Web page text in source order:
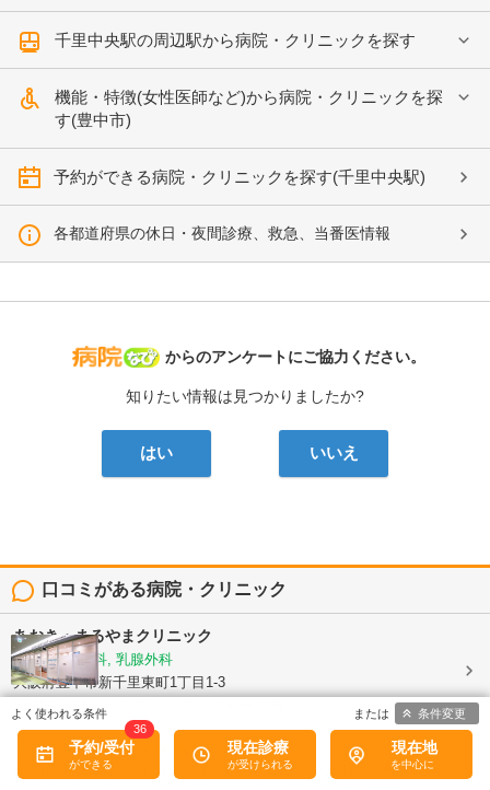
千里中央駅の周辺駅から病院・クリニックを探す
機能・特徴(女性医師など)から病院・クリニックを探
す(豊中市)
予約ができる病院・クリニックを探す(千里中央駅)
各都道府県の休日・夜間診療、救急、当番医情報
病院なび
からのアンケートにご協力ください。
知りたい情報は見つかりましたか?
はい いいえ
口コミがある病院・クリニック
あおき・まるやまクリニック
内科, 消化器科, 乳腺外科
大阪府豊中市新千里東町1丁目1-3
SENRITOよみうり3F クリニックモール内
口コミ: 3件 5
とても丁寧に診ていただきよかったです。 看護師さんも皆さん明るく笑顔で優
予約/受付
36
現在診療 現在地
条件変更